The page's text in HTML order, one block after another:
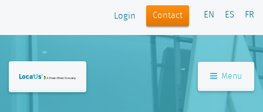
Login Contact EN ES FR
Menu